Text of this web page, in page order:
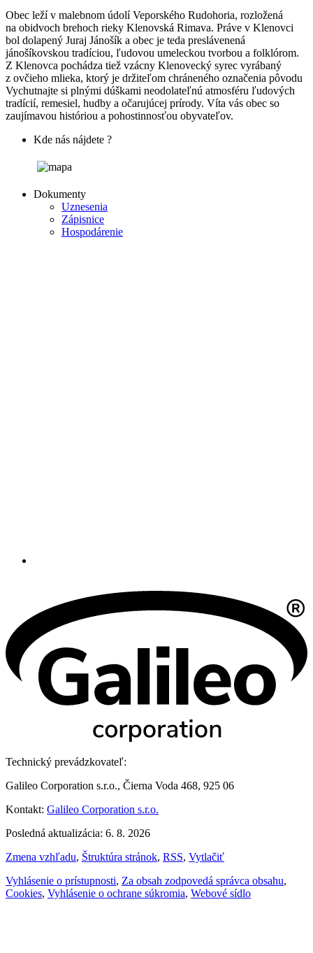
Obec leží v malebnom údolí Veporského Rudohoria, rozložená
na obidvoch brehoch rieky Klenovská Rimava. Práve v Klenovci
bol dolapený Juraj Jánošík a obec je teda preslávenená
jánošíkovskou tradíciou, ľudovou umeleckou tvorbou a folklórom.
Z Klenovca pochádza tiež vzácny Klenovecký syrec vyrábaný
z ovčieho mlieka, ktorý je držiteľom chráneného označenia pôvodu
Vychutnajte si plnými dúškami neodolateľnú atmosféru ľudových
tradícií, remesiel, hudby a očarujúcej prírody. Víta vás obec so
zaujímavou históriou a pohostinnosťou obyvateľov.
Kde nás nájdete ?
Dokumenty
Uznesenia
Zápisnice
Hospodárenie
Technický prevádzkovateľ:
Galileo Corporation s.r.o., Čierna Voda 468, 925 06
Kontakt: Galileo Corporation s.r.o.
Posledná aktualizácia: 6. 8. 2026
Zmena vzhľadu, Štruktúra stránok, RSS, Vytlačiť
Vyhlásenie o prístupnosti, Za obsah zodpovedá správca obsahu,
Cookies, Vyhlásenie o ochrane súkromia, Webové sídlo